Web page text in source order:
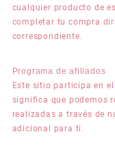
cualquier producto de
completar tu compra
correspondiente.
Programa de afiliados
Este sitio participa en
significa que podemos
realizadas a través de
adicional para ti.